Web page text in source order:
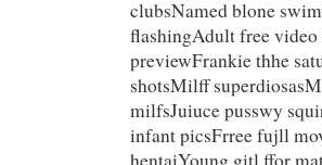
clubsNamed blone
flashingAdult free video
previewFrankie thhe
shotsMilff
milfsJuiuce pusswy
infant picsFrree fujll
hentaiYoung gitl ffor